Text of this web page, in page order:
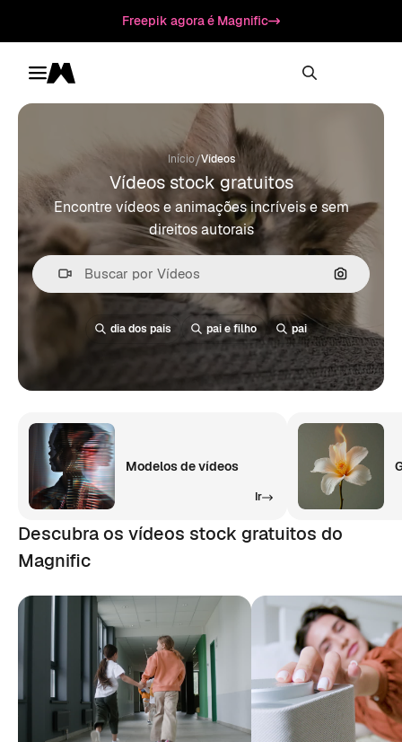
Freepik agora é Magnific
Toggle menu
Magnific
Início/Vídeos
Vídeos stock gratuitos
Encontre vídeos e animações incríveis e sem
direitos autorais
dia dos pais pai e filho pai
Modelos de vídeos
Ir
Descubra os vídeos stock gratuitos do
Magnific